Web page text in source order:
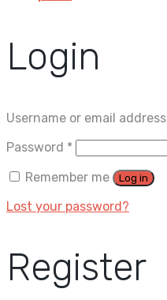
Login
Username or email address
Password *
Remember me
Log in
Lost your password?
Register